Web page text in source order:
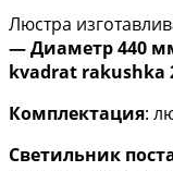
Люстра
— Диаметр 440
kvadrat rakushka
Комплектация:
Светильник